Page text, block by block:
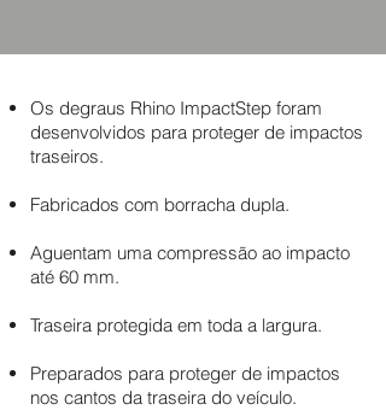
Os degraus Rhino ImpactStep foram
desenvolvidos para proteger de impactos
traseiros.
Fabricados com borracha dupla.
Aguentam uma compressão ao impacto
até 60 mm.
Traseira protegida em toda a largura.
Preparados para proteger de impactos
nos cantos da traseira do veículo.